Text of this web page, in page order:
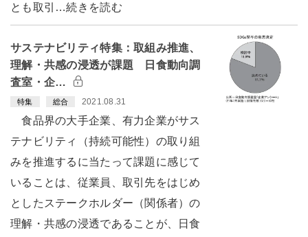
とも取引…続きを読む
サステナビリティ特集：取組み推進、
理解・共感の浸透が課題 日食動向調
査室・企…
特集 総合 2021.08.31
食品界の大手企業、有力企業がサス
テナビリティ（持続可能性）の取り組
みを推進するに当たって課題に感じて
いることは、従業員、取引先をはじめ
としたステークホルダー（関係者）の
理解・共感の浸透であることが、日食